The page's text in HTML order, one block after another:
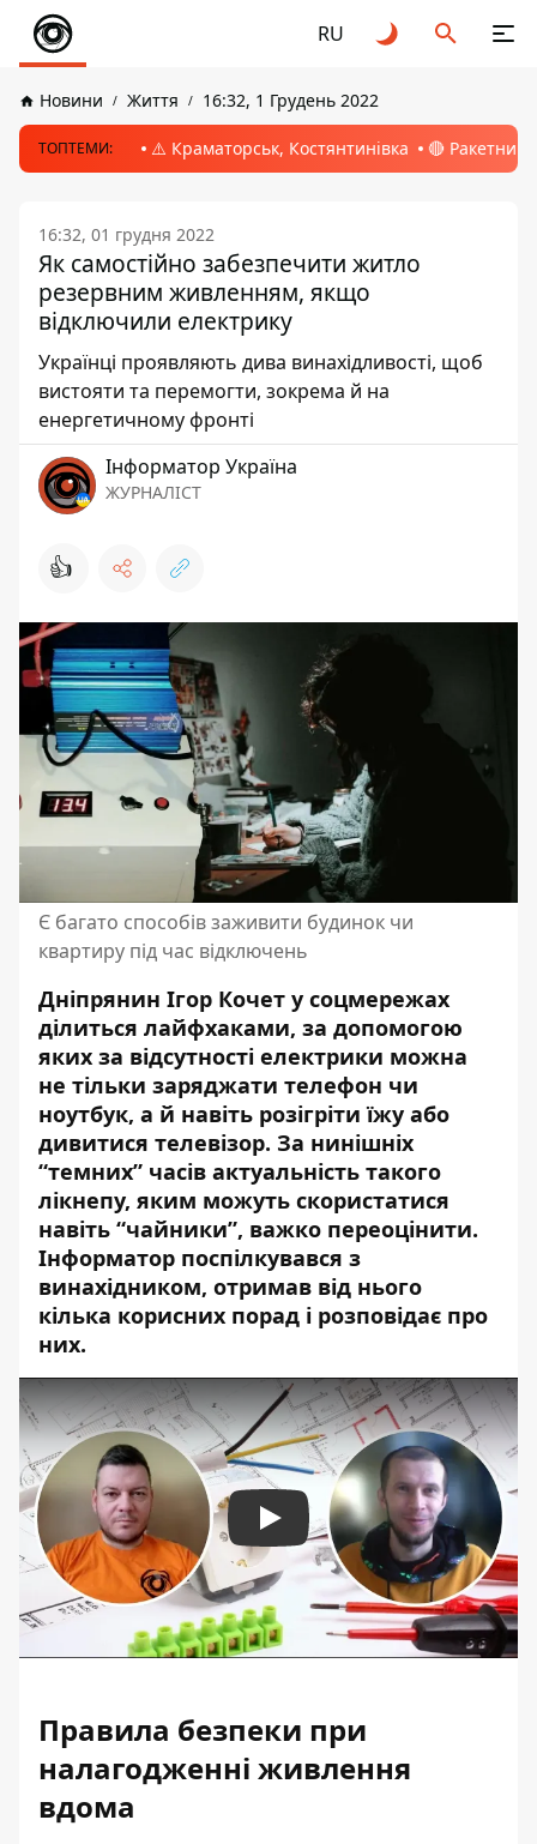
RU
Новини Життя 16:32, 1 Грудень 2022
ТОПТЕМИ: ⚠️ Краматорськ, Костянтинівка 🔴 Ракетний
16:32, 01 грудня 2022
Як самостійно забезпечити житло
резервним живленням, якщо
відключили електрику
Українці проявляють дива винахідливості, щоб
вистояти та перемогти, зокрема й на
енергетичному фронті
Інформатор Україна
ЖУРНАЛІСТ
👍
Є багато способів заживити будинок чи
квартиру під час відключень
Дніпрянин Ігор Кочет у соцмережах
ділиться лайфхаками, за допомогою
яких за відсутності електрики можна
не тільки заряджати телефон чи
ноутбук, а й навіть розігріти їжу або
дивитися телевізор. За нинішніх
“темних” часів актуальність такого
лікнепу, яким можуть скористатися
навіть “чайники”, важко переоцінити.
Інформатор поспілкувався з
винахідником, отримав від нього
кілька корисних порад і розповідає про
них.
Play
Правила безпеки при
налагодженні живлення
вдома